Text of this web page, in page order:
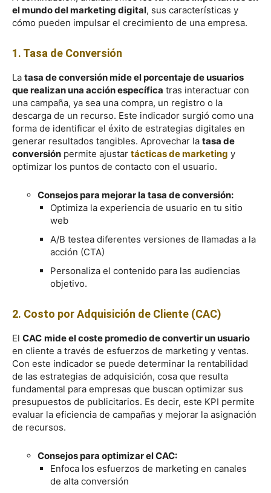
el mundo del marketing digital, sus características y
cómo pueden impulsar el crecimiento de una empresa.
1. Tasa de Conversión
La tasa de conversión mide el porcentaje de usuarios
que realizan una acción específica tras interactuar con
una campaña, ya sea una compra, un registro o la
descarga de un recurso. Este indicador surgió como una
forma de identificar el éxito de estrategias digitales en
generar resultados tangibles. Aprovechar la tasa de
conversión permite ajustar tácticas de marketing y
optimizar los puntos de contacto con el usuario.
Consejos para mejorar la tasa de conversión:
Optimiza la experiencia de usuario en tu sitio
web
A/B testea diferentes versiones de llamadas a la
acción (CTA)
Personaliza el contenido para las audiencias
objetivo.
2. Costo por Adquisición de Cliente (CAC)
El CAC mide el coste promedio de convertir un usuario
en cliente a través de esfuerzos de marketing y ventas.
Con este indicador se puede determinar la rentabilidad
de las estrategias de adquisición, cosa que resulta
fundamental para empresas que buscan optimizar sus
presupuestos de publicitarios. Es decir, este KPI permite
evaluar la eficiencia de campañas y mejorar la asignación
de recursos.
Consejos para optimizar el CAC:
Enfoca los esfuerzos de marketing en canales
de alta conversión